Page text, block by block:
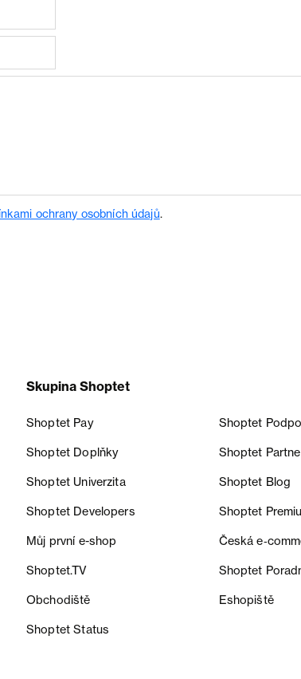
ochrany osobních údajů.
Skupina Shoptet
Shoptet Pay Shoptet
Shoptet Doplňky Shoptet
Shoptet Univerzita Shoptet Blog
Shoptet Developers Shoptet
Můj první e-shop Česká
Shoptet.TV Shoptet
Obchodiště Eshopiště
Shoptet Status